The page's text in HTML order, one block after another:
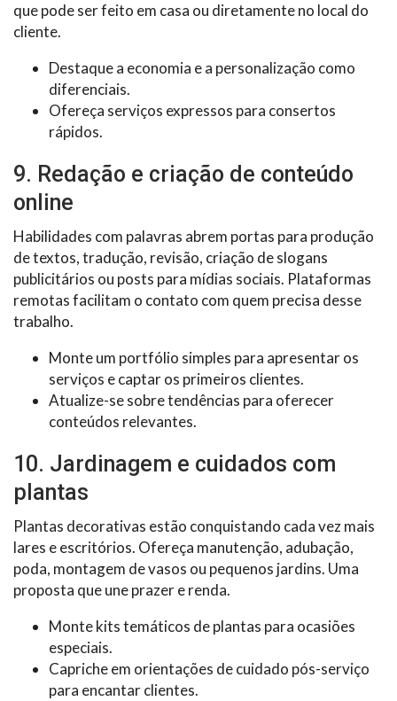
que pode ser feito em casa ou diretamente no local do
cliente.
Destaque a economia e a personalização como
diferenciais.
Ofereça serviços expressos para consertos
rápidos.
9. Redação e criação de conteúdo
online
Habilidades com palavras abrem portas para produção
de textos, tradução, revisão, criação de slogans
publicitários ou posts para mídias sociais. Plataformas
remotas facilitam o contato com quem precisa desse
trabalho.
Monte um portfólio simples para apresentar os
serviços e captar os primeiros clientes.
Atualize-se sobre tendências para oferecer
conteúdos relevantes.
10. Jardinagem e cuidados com
plantas
Plantas decorativas estão conquistando cada vez mais
lares e escritórios. Ofereça manutenção, adubação,
poda, montagem de vasos ou pequenos jardins. Uma
proposta que une prazer e renda.
Monte kits temáticos de plantas para ocasiões
especiais.
Capriche em orientações de cuidado pós-serviço
para encantar clientes.